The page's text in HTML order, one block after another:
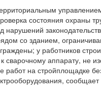
состояния охраны
нарушений
со зданием,
у работников
сварочному аппарату, не
на стройплощадке